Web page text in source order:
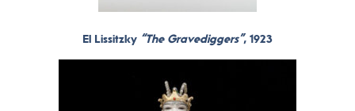
El Lissitzky “The Gravediggers”, 1923